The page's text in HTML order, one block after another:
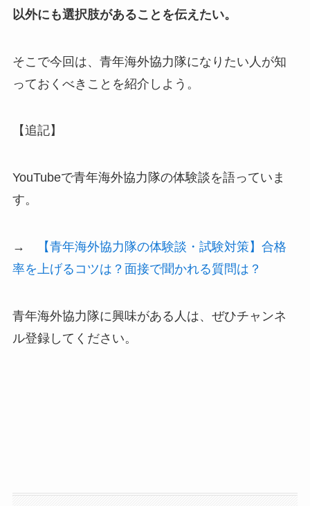
以外にも選択肢があることを伝えたい。
そこで今回は、青年海外協力隊になりたい人が知
っておくべきことを紹介しよう。
【追記】
YouTubeで青年海外協力隊の体験談を語っていま
す。
→
【青年海外協力隊の体験談・試験対策】合格
率を上げるコツは？面接で聞かれる質問は？
青年海外協力隊に興味がある人は、ぜひチャンネ
ル登録してください。